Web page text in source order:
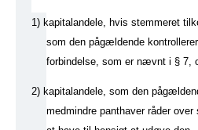
1) kapitalandele, hvis stemmeret
som den pågældende
forbindelse, som er nævnt i § 7,
2) kapitalandele, som den
medmindre panthaver råder